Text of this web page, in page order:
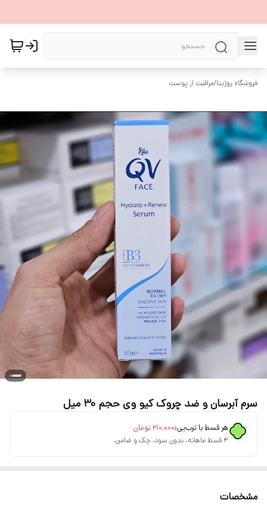
فروشگاه روژیتا/مراقبت از پوست
سرم آبرسان و ضد چروک کیو وی حجم 30 میل
هر قسط با ترب‌پی:۲۱۰٬۰۰۰ تومان
۴ قسط ماهانه. بدون سود، چک و ضامن.
مشخصات